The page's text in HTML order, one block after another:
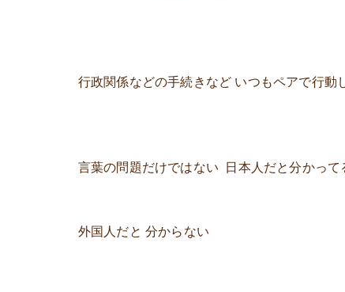
行政関係などの手続きなど いつもペアで行
言葉の問題だけではない 日本人だと分かっ
外国人だと 分からない